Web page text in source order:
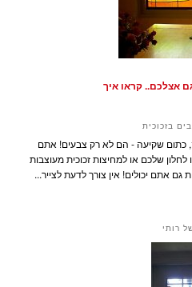
אצלכם.. קראו איך
בזכוכית
כתום שקיעה - הם לא רק צבעים! אתם
שלכם או למחיצות זכוכית מעוצבות
אתם יכולים! אין צורך לדעת לצייר...
רותי